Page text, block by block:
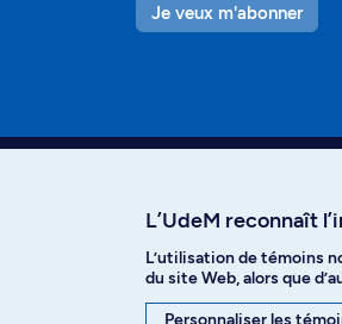
Je veux m'abonner
Facebook
L’UdeM reconnaît
L’utilisation de témoins
du site Web, alors que
Personnaliser les